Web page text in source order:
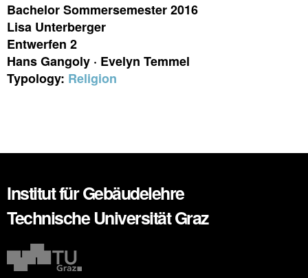
Bachelor Sommersemester 2016
Lisa Unterberger
Entwerfen 2
Hans Gangoly · Evelyn Temmel
Typology: Religion
Institut für Gebäudelehre
Technische Universität Graz